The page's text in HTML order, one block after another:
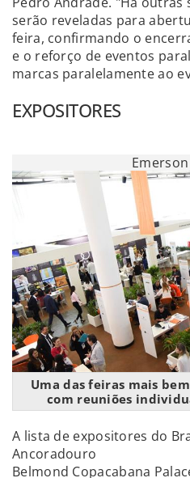
serão reveladas para
feira, confirmando o
e o reforço de eventos
marcas paralelamente ao
EXPOSITORES
Uma das feiras mais
com reuniões
A lista de expositores do
Ancoradouro
Belmond Copacabana